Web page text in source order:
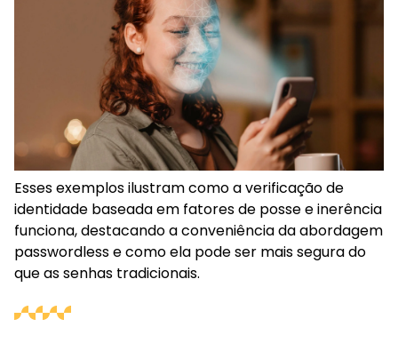
Esses exemplos ilustram como a verificação de
identidade baseada em fatores de posse e inerência
funciona, destacando a conveniência da abordagem
passwordless e como ela pode ser mais segura do
que as senhas tradicionais.